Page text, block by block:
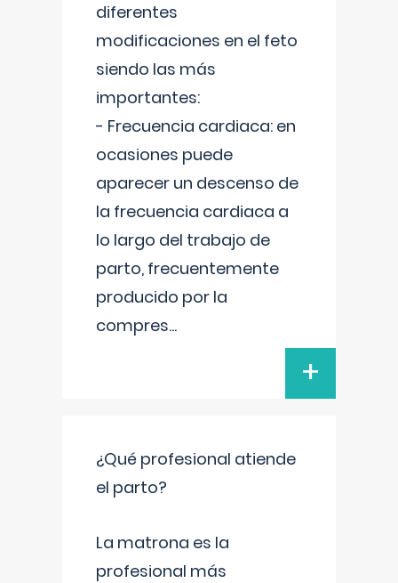
diferentes
modificaciones en el feto
siendo las más
importantes:
- Frecuencia cardiaca: en
ocasiones puede
aparecer un descenso de
la frecuencia cardiaca a
lo largo del trabajo de
parto, frecuentemente
producido por la
compres...
+
¿Qué profesional atiende
el parto?
La matrona es la
profesional más